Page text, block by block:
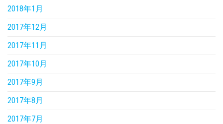
2018年1月
2017年12月
2017年11月
2017年10月
2017年9月
2017年8月
2017年7月